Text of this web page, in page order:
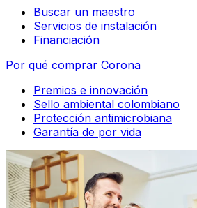
Buscar un maestro
Servicios de instalación
Financiación
Por qué comprar Corona
Premios e innovación
Sello ambiental colombiano
Protección antimicrobiana
Garantía de por vida